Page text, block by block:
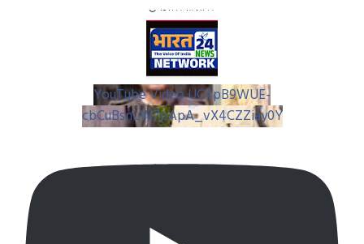
YouTube Video UC4pB9WUE-
cbCuBsnLW7pApA_vX4CZZiay0Y